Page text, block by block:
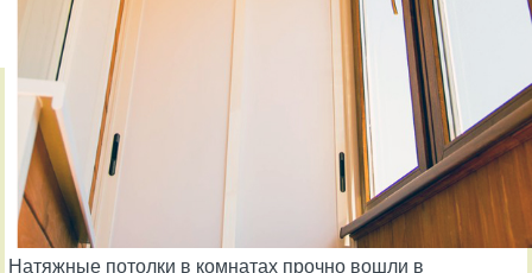
Натяжные потолки в комнатах прочно вошли в